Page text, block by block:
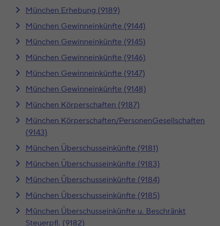
München Erhebung (9189)
München Gewinneinkünfte (9144)
München Gewinneinkünfte (9145)
München Gewinneinkünfte (9146)
München Gewinneinkünfte (9147)
München Gewinneinkünfte (9148)
München Körperschaften (9187)
München Körperschaften/PersonenGesellschaften
(9143)
München Überschusseinkünfte (9181)
München Überschusseinkünfte (9183)
München Überschusseinkünfte (9184)
München Überschusseinkünfte (9185)
München Überschusseinkünfte u. Beschränkt
Steuerpfl. (9182)